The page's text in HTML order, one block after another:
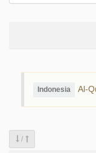
Indonesia Al-
/